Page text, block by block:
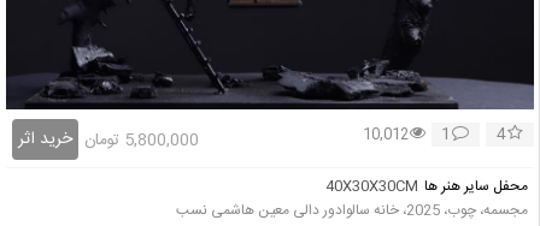
4
1
10,012
5,800,000 تومان خرید اثر
محفل سایر هنر ها 40X30X30CM
مجسمه، چوب، 2025، خانه‌ سالوادور دالی معین هاشمی نسب